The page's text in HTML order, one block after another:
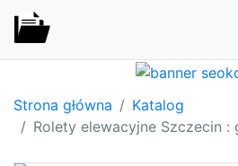
Strona główna
Katalog
Rolety elewacyjne Szczecin :